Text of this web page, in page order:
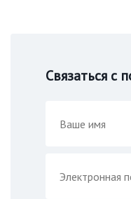
Связаться с